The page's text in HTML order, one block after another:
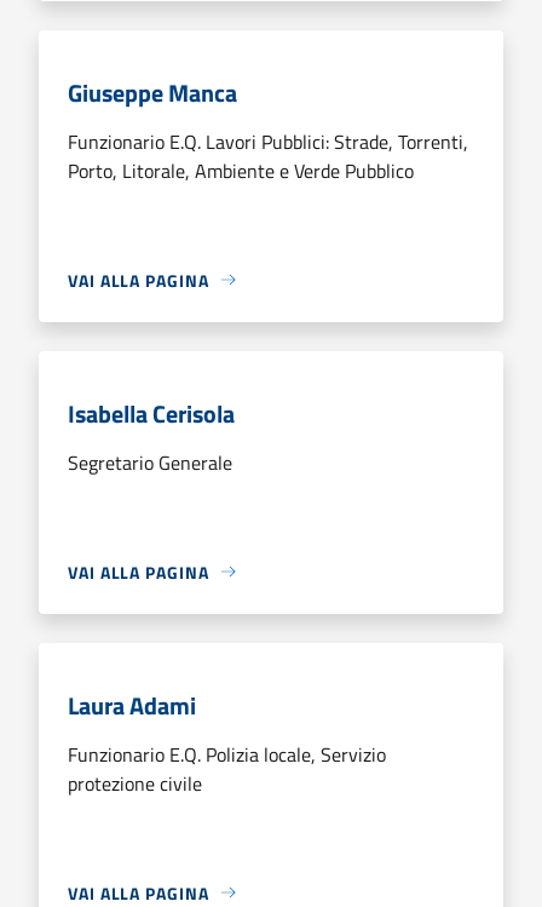
Giuseppe Manca
Funzionario E.Q. Lavori Pubblici: Strade, Torrenti,
Porto, Litorale, Ambiente e Verde Pubblico
VAI ALLA PAGINA
Isabella Cerisola
Segretario Generale
VAI ALLA PAGINA
Laura Adami
Funzionario E.Q. Polizia locale, Servizio
protezione civile
VAI ALLA PAGINA